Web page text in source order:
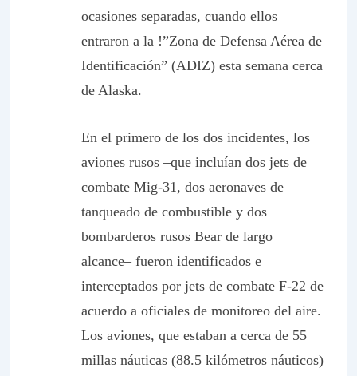
ocasiones separadas, cuando ellos
entraron a la !”Zona de Defensa Aérea de
Identificación” (ADIZ) esta semana cerca
de Alaska.
En el primero de los dos incidentes, los
aviones rusos –que incluían dos jets de
combate Mig-31, dos aeronaves de
tanqueado de combustible y dos
bombarderos rusos Bear de largo
alcance– fueron identificados e
interceptados por jets de combate F-22 de
acuerdo a oficiales de monitoreo del aire.
Los aviones, que estaban a cerca de 55
millas náuticas (88.5 kilómetros náuticos)